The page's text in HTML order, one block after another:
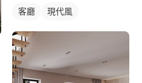
客廳 現代風